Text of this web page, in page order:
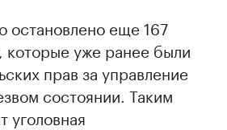
остановлено еще 167
которые уже ранее были
прав за управление
состоянии. Таким
уголовная